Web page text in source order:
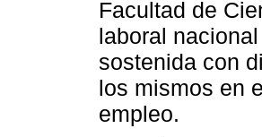
Facultad de
laboral
sostenida con
los mismos en
empleo.